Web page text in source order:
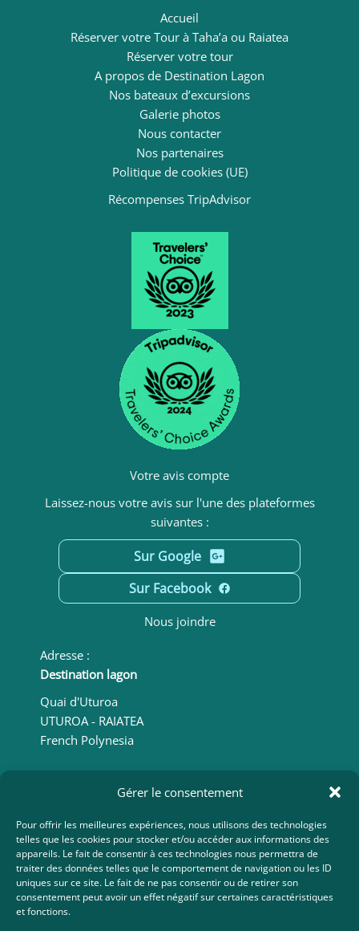
Gérer le consentement
Pour offrir les meilleures expériences, nous utilisons des technologies
telles que les cookies pour stocker et/ou accéder aux informations des
appareils. Le fait de consentir à ces technologies nous permettra de
traiter des données telles que le comportement de navigation ou les ID
uniques sur ce site. Le fait de ne pas consentir ou de retirer son
consentement peut avoir un effet négatif sur certaines caractéristiques
et fonctions.
Accueil
Réserver votre Tour à Taha’a ou Raiatea
Réserver votre tour
A propos de Destination Lagon
Nos bateaux d’excursions
Galerie photos
Nous contacter
Nos partenaires
Politique de cookies (UE)
Récompenses TripAdvisor
Votre avis compte
Laissez-nous votre avis sur l'une des plateformes
suivantes :
Sur Google
Sur Facebook
Nous joindre
Adresse :
Destination lagon
Quai d'Uturoa
UTUROA - RAIATEA
French Polynesia
Karine :
+689 87 21 23 67
Pour toutes questions, envoyez un e-mail à